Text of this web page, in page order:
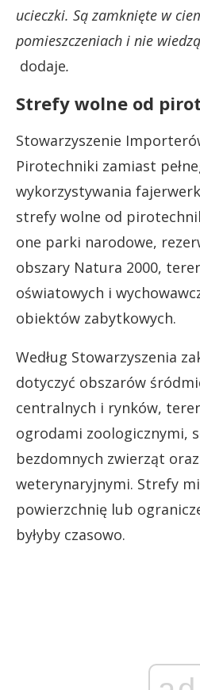
ucieczki. Są zamknięte w
pomieszczeniach i nie
dodaje.
Strefy wolne od
Stowarzyszenie
Pirotechniki zamiast
wykorzystywania
strefy wolne od
one parki narodowe,
obszary Natura 2000,
oświatowych i
obiektów zabytkowych.
Według Stowarzyszenia
dotyczyć obszarów
centralnych i rynków,
ogrodami zoologicznymi,
bezdomnych zwierząt
weterynaryjnymi. Strefy
powierzchnię lub
byłyby czasowo.